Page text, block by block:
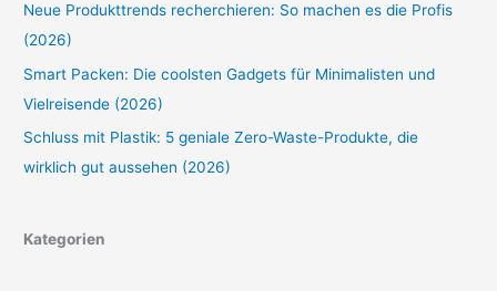
Neue Produkttrends recherchieren: So machen es die Profis
(2026)
Smart Packen: Die coolsten Gadgets für Minimalisten und
Vielreisende (2026)
Schluss mit Plastik: 5 geniale Zero-Waste-Produkte, die
wirklich gut aussehen (2026)
Kategorien